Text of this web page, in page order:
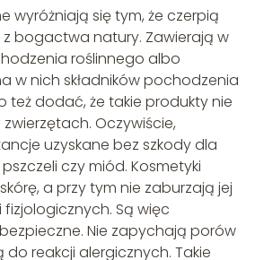
wyróżniają się tym, że czerpią
bogactwa natury. Zawierają w
roślinnego albo
w nich składników pochodzenia
też dodać, że takie produkty nie
Oczywiście,
uzyskane bez szkody dla
czy miód. Kosmetyki
a przy tym nie zaburzają jej
Są więc
Nie zapychają porów
reakcji alergicznych. Takie